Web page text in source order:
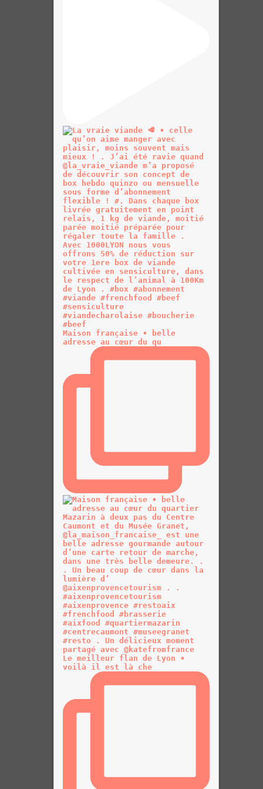
Maison française • belle
adresse au cœur du qu
Le meilleur flan de Lyon •
voilà il est là che